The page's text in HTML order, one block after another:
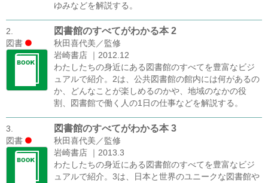
ゆみなどを解説する。
2.
図書
図書館のすべてがわかる本 2
秋田喜代美／監修
岩崎書店 ｜2012.12
わたしたちの身近にある図書館のすべてを豊富なビジ
ュアルで紹介。2は、公共図書館の館内には何があるの
か、どんなことが楽しめるのかや、地域のなかの役
割、図書館で働く人の1日の仕事などを解説する。
3.
図書
図書館のすべてがわかる本 3
秋田喜代美／監修
岩崎書店 ｜2013.3
わたしたちの身近にある図書館のすべてを豊富なビジ
ュアルで紹介。3は、日本と世界のユニークな図書館や